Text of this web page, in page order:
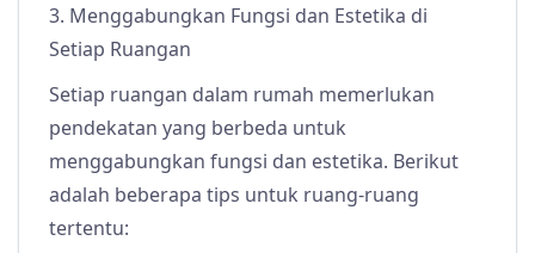
3. Menggabungkan Fungsi dan Estetika di
Setiap Ruangan
Setiap ruangan dalam rumah memerlukan
pendekatan yang berbeda untuk
menggabungkan fungsi dan estetika. Berikut
adalah beberapa tips untuk ruang-ruang
tertentu: